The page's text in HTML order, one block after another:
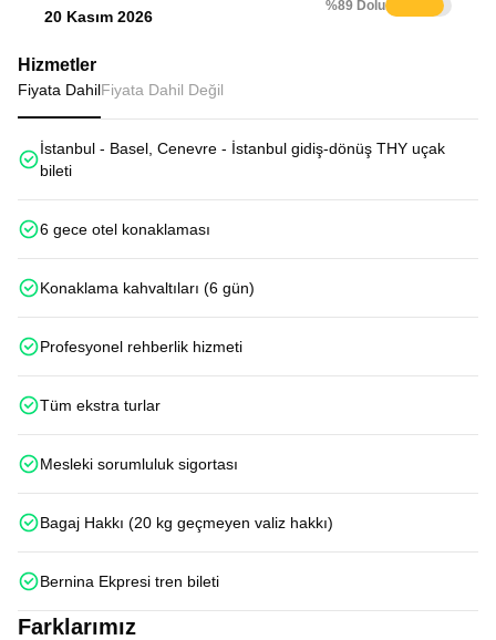
20 Kasım 2026
%89 Dolu
Hizmetler
Fiyata DahilFiyata Dahil Değil
İstanbul - Basel, Cenevre - İstanbul gidiş-dönüş THY uçak
bileti
6 gece otel konaklaması
Konaklama kahvaltıları (6 gün)
Profesyonel rehberlik hizmeti
Tüm ekstra turlar
Mesleki sorumluluk sigortası
Bagaj Hakkı (20 kg geçmeyen valiz hakkı)
Bernina Ekpresi tren bileti
Farklarımız